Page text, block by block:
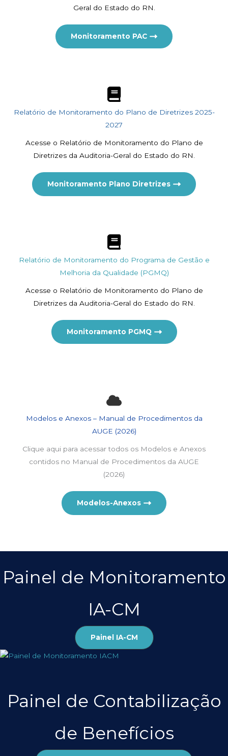
Geral do Estado do RN.
Monitoramento PAC
Relatório de Monitoramento do Plano de Diretrizes 2025-
2027
Acesse o Relatório de Monitoramento do Plano de
Diretrizes da Auditoria-Geral do Estado do RN.
Monitoramento Plano Diretrizes
Relatório de Monitoramento do Programa de Gestão e
Melhoria da Qualidade (PGMQ)
Acesse o Relatório de Monitoramento do Plano de
Diretrizes da Auditoria-Geral do Estado do RN.
Monitoramento PGMQ
Modelos e Anexos – Manual de Procedimentos da
AUGE (2026)
Clique aqui para acessar todos os Modelos e Anexos
contidos no Manual de Procedimentos da AUGE
(2026)
Modelos-Anexos
Painel de Monitoramento
IA-CM
Painel IA-CM
Painel de Contabilização
de Benefícios